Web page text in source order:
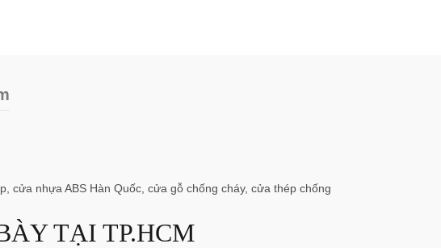
cửa nhựa ABS Hàn Quốc, cửa gỗ chống cháy, cửa thép chống
TẠI TP.HCM